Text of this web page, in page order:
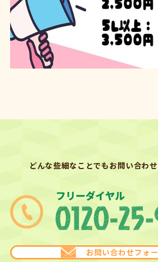
どんな些細なことでもお問い合わせ
お問い合わせフォ